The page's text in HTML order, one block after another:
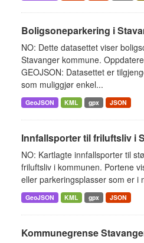
Boligsoneparkering i
NO: Dette datasettet viser
Stavanger kommune.
GEOJSON: Datasettet er
som muliggjør enkel...
GeoJSON KML gpx JSON
Innfallsporter til friluftsliv i
NO: Kartlagte innfallsporter til
friluftsliv i kommunen. Portene
eller parkeringsplasser som er i
GeoJSON KML gpx JSON
Kommunegrense